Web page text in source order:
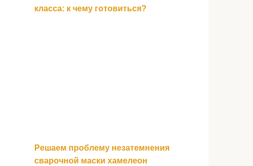
класса: к чему готовиться?
Решаем проблему незатемнения
сварочной маски хамелеон